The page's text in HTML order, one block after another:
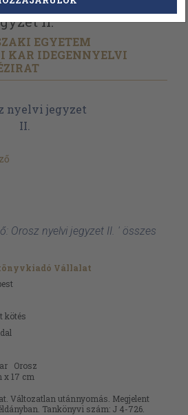
II.
EGYETEM
KAR IDEGENNYELVI
Orosz nyelvi jegyzet II. ' összes
Vállalat
kötés
Orosz
x 17 cm
Változatlan utánnyomás. Megjelent
Tankönyvi szám: J 4-726.